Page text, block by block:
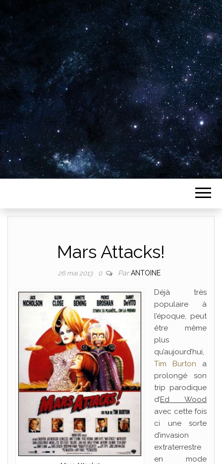
Plus de 2800 critiques de films
Mars Attacks!
26 mai 2013 0 ParANTOINE
Déjà très
populaire à
l’époque, peut
être même
plus
qu’aujourd’hui,
Tim Burton a
prolongé son
trip parodique
d’Ed Wood
avec cette fois
ci une sorte
d’invasion
extraterrestre
en mode